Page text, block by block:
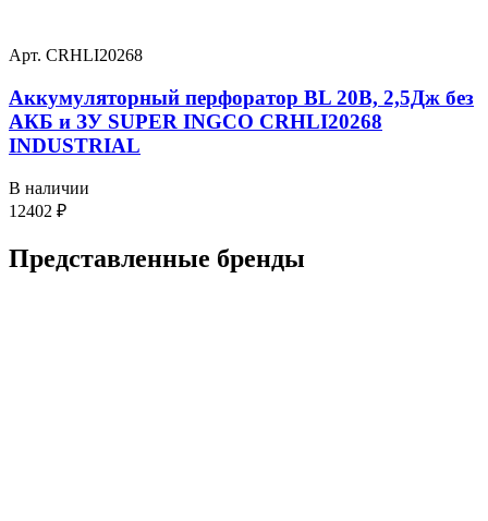
Арт. CRHLI20268
Аккумуляторный перфоратор BL 20В, 2,5Дж без
АКБ и ЗУ SUPER INGCO CRHLI20268
INDUSTRIAL
В наличии
12402 ₽
Представленные бренды